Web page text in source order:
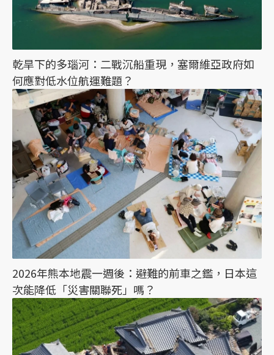
乾旱下的多瑙河：二戰沉船重現，塞爾維亞政府如
何應對低水位航運難題？
2026年熊本地震一週後：避難的前車之鑑，日本這
次能降低「災害關聯死」嗎？